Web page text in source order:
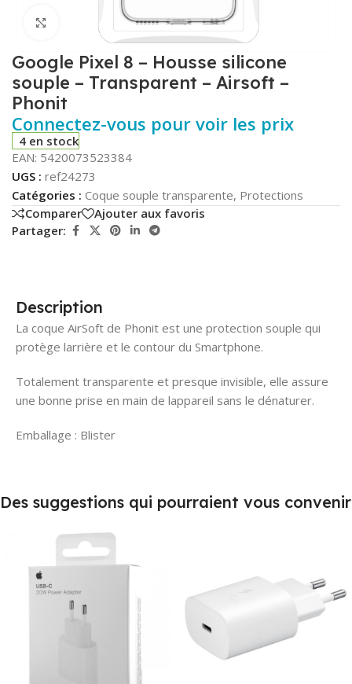
Click to enlarge
Google Pixel 8 – Housse silicone
souple – Transparent – Airsoft –
Phonit
Connectez-vous pour voir les prix
4 en stock
EAN: 5420073523384
UGS : ref24273
Catégories : Coque souple transparente, Protections
Comparer
Ajouter aux favoris
Partager:
Description
La coque AirSoft de Phonit est une protection souple qui
protège larrière et le contour du Smartphone.
Totalement transparente et presque invisible, elle assure
une bonne prise en main de lappareil sans le dénaturer.
Emballage : Blister
Des suggestions qui pourraient vous convenir